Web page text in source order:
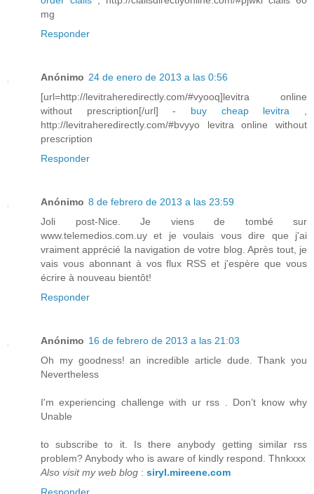
mg
Responder
Anónimo 24 de enero de 2013 a las 0:56
[url=http://levitraheredirectly.com/#vyooq]levitra online
without prescription[/url] - buy cheap levitra ,
http://levitraheredirectly.com/#bvyyo levitra online without
prescription
Responder
Anónimo 8 de febrero de 2013 a las 23:59
Joli post-Nice. Je viens de tombé sur
www.telemedios.com.uy et je voulais vous dire que j'ai
vraiment apprécié la navigation de votre blog. Après tout, je
vais vous abonnant à vos flux RSS et j'espère que vous
écrire à nouveau bientôt!
Responder
Anónimo 16 de febrero de 2013 a las 21:03
Oh my goodness! an incredible article dude. Thank you
Nevertheless
I'm experiencing challenge with ur rss . Don’t know why
Unable
to subscribe to it. Is there anybody getting similar rss
problem? Anybody who is aware of kindly respond. Thnkxxx
Also visit my web blog : siryl.mireene.com